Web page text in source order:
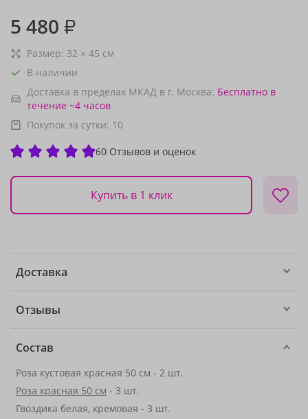
5 480 ₽
Размер: 32 × 45 см
В наличии
Доставка в пределах МКАД в г. Москва: Бесплатно в
течение ~4 часов
Покупок за сутки: 10
60 Отзывов и оценок
Купить в 1 клик
Доставка
Отзывы
Состав
Роза кустовая красная 50 см - 2 шт.
Роза красная 50 см - 3 шт.
Гвоздика белая, кремовая - 3 шт.